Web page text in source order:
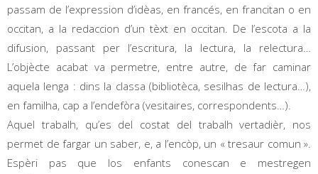
passam de l’expression d’idèas, en francés, en francitan o en
occitan, a la redaccion d’un tèxt en occitan. De l’escota a la
difusion, passant per l’escritura, la lectura, la relectura…
L’objècte acabat va permetre, entre autre, de far caminar
aquela lenga : dins la classa (bibliotèca, sesilhas de lectura…),
en familha, cap a l’endefòra (vesitaires, correspondents…).
Aquel trabalh, qu’es del costat del trabalh vertadièr, nos
permet de fargar un saber, e, a l’encòp, un « tresaur comun ».
Espèri pas que los enfants conescan e mestregen